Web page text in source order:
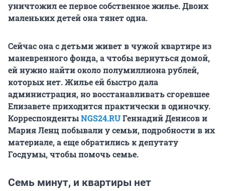
уничтожил ее первое собственное жилье. Двоих
маленьких детей она тянет одна.
Сейчас она с детьми живет в чужой квартире из
маневренного фонда, а чтобы вернуться домой,
ей нужно найти около полумиллиона рублей,
которых нет. Жилье ей быстро дала
администрация, но восстанавливать сгоревшее
Елизавете приходится практически в одиночку.
КорреспондентыNGS24.RUГеннадий Денисов и
Мария Ленц побывали у семьи, подробности в их
материале, а еще обратились к депутату
Госдумы, чтобы помочь семье.
Семь минут, и квартиры нет